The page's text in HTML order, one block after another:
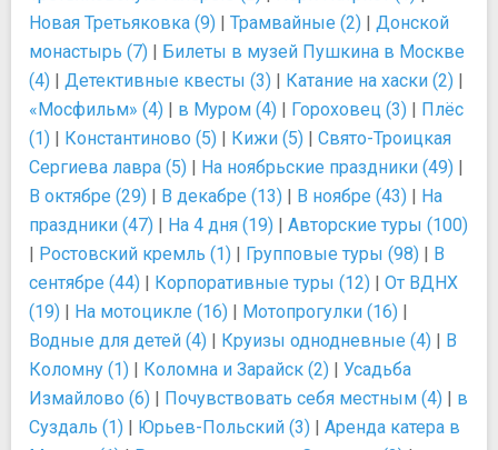
Новая Третьяковка (9) | Трамвайные (2) | Донской
монастырь (7) | Билеты в музей Пушкина в Москве
(4) | Детективные квесты (3) | Катание на хаски (2) |
«Мосфильм» (4) | в Муром (4) | Гороховец (3) | Плёс
(1) | Константиново (5) | Кижи (5) | Свято-Троицкая
Сергиева лавра (5) | На ноябрьские праздники (49) |
В октябре (29) | В декабре (13) | В ноябре (43) | На
праздники (47) | На 4 дня (19) | Авторские туры (100)
| Ростовский кремль (1) | Групповые туры (98) | В
сентябре (44) | Корпоративные туры (12) | От ВДНХ
(19) | На мотоцикле (16) | Мотопрогулки (16) |
Водные для детей (4) | Круизы однодневные (4) | В
Коломну (1) | Коломна и Зарайск (2) | Усадьба
Измайлово (6) | Почувствовать себя местным (4) | в
Суздаль (1) | Юрьев-Польский (3) | Аренда катера в